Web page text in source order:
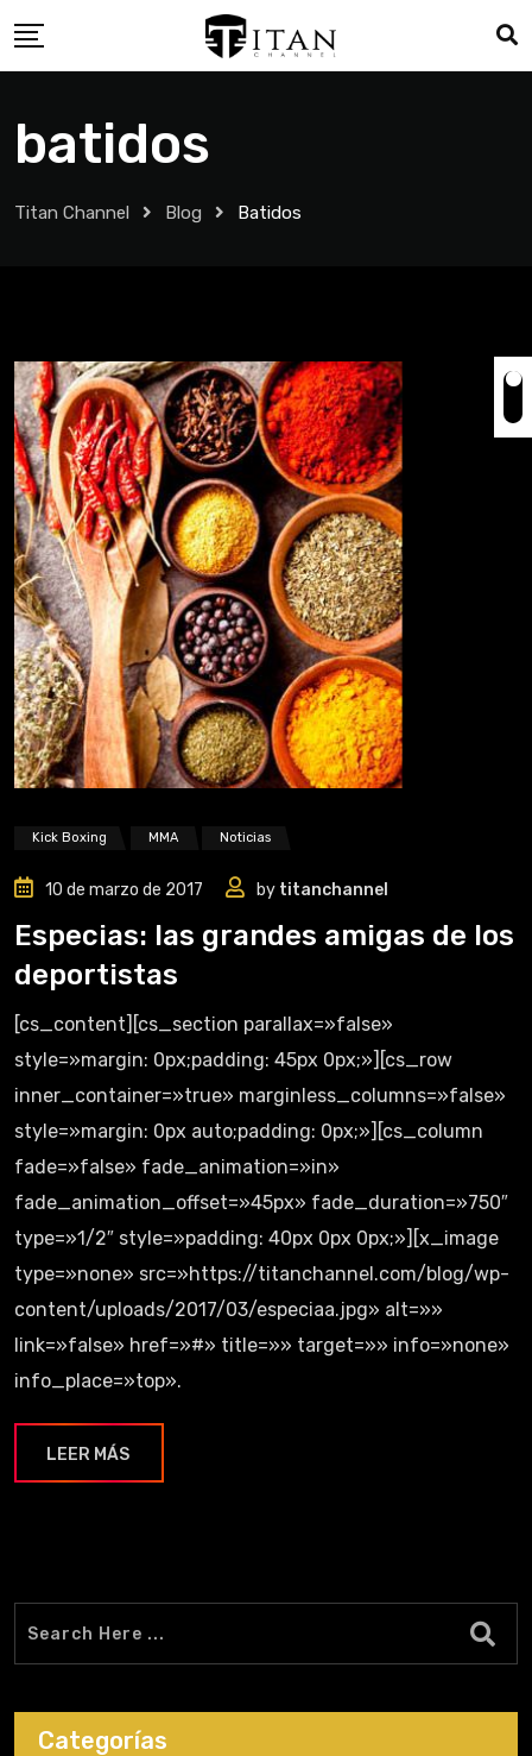
batidos
Titan Channel Blog Batidos
Kick Boxing MMA Noticias
10 de marzo de 2017 by titanchannel
Especias: las grandes amigas de los
deportistas
[cs_content][cs_section parallax=»false»
style=»margin: 0px;padding: 45px 0px;»][cs_row
inner_container=»true» marginless_columns=»false»
style=»margin: 0px auto;padding: 0px;»][cs_column
fade=»false» fade_animation=»in»
fade_animation_offset=»45px» fade_duration=»750″
type=»1/2″ style=»padding: 40px 0px 0px;»][x_image
type=»none» src=»https://titanchannel.com/blog/wp-
content/uploads/2017/03/especiaa.jpg» alt=»»
link=»false» href=»#» title=»» target=»» info=»none»
info_place=»top».
LEER MÁS
Categorías